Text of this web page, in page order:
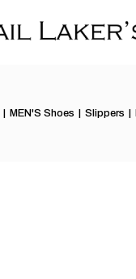
MEN'S Shoes Slippers